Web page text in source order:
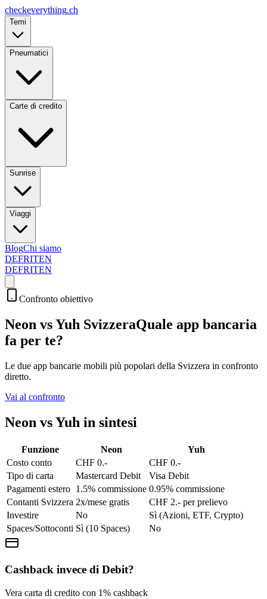
checkeverything.ch
Temi
Pneumatici
Carte di credito
Sunrise
Viaggi
BlogChi siamo
DEFRITEN
DEFRITEN
Confronto obiettivo
Neon vs Yuh SvizzeraQuale app bancaria
fa per te?
Le due app bancarie mobili più popolari della Svizzera in confronto
diretto.
Vai al confronto
Neon vs Yuh in sintesi
Funzione Neon
Yuh
Costo conto
CHF 0.-
CHF 0.-
Tipo di carta
Mastercard Debit
Visa Debit
Pagamenti estero 1.5% commissione 0.95% commissione
Contanti Svizzera 2x/mese gratis
CHF 2.- per prelievo
Investire
No
Sì (Azioni, ETF, Crypto)
Spaces/Sottoconti Sì (10 Spaces) No
Cashback invece di Debit?
Vera carta di credito con 1% cashback